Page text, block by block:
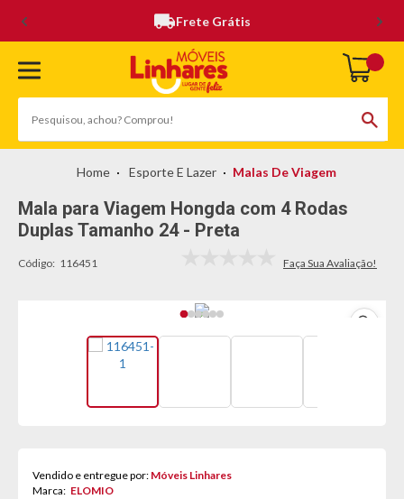
Frete Grátis
Esporte E Lazer Malas De Viagem
Mala para Viagem Hongda com 4 Rodas
Duplas Tamanho 24 - Preta
Código: 116451
Vendido e entregue por: Móveis Linhares
Marca: ELOMIO